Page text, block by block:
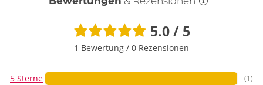
5.0 / 5
1 Bewertung / 0 Rezensionen
5 Sterne (1)